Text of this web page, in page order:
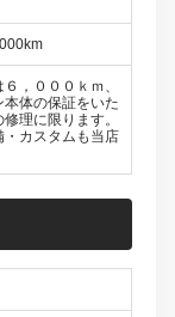
，０００ｋｍ、
体の保証をいた
理に限ります。
カスタムも当店